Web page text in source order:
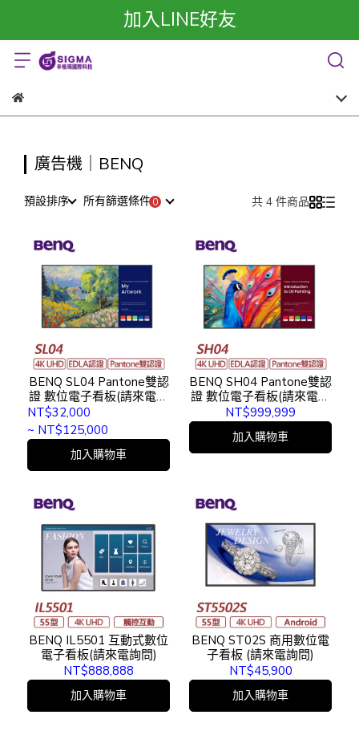
加入LINE好友
廣告機｜BENQ
預設排序 所有篩選條件 共 4 件商品
BENQ SL04 Pantone雙認
證 數位電子看板(請來電詢
NT$32,000
~ NT$125,000
加入購物車
BENQ SH04 Pantone雙認
證 數位電子看板(請來電詢
問)
NT$999,999
加入購物車
BENQ IL5501 互動式數位
電子看板(請來電詢問)
NT$888,888
加入購物車
BENQ ST02S 商用數位電
子看板 (請來電詢問)
NT$45,900
加入購物車